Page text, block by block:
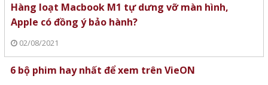
Hàng loạt Macbook M1 tự dưng vỡ màn hình,
Apple có đồng ý bảo hành?
02/08/2021
6 bộ phim hay nhất để xem trên VieON